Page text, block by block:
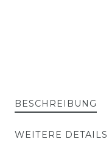
BESCHREIBUNG
WEITERE DETAILS